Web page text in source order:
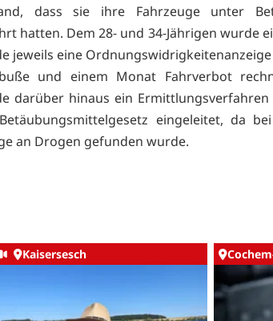
dass sie ihre Fahrzeuge unter
hatten. Dem 28- und 34-Jährigen wurde
jeweils eine
und einem Monat Fahrverbot
darüber hinaus ein
eingeleitet, da
an Drogen gefunden wurde.
Kaisersesch